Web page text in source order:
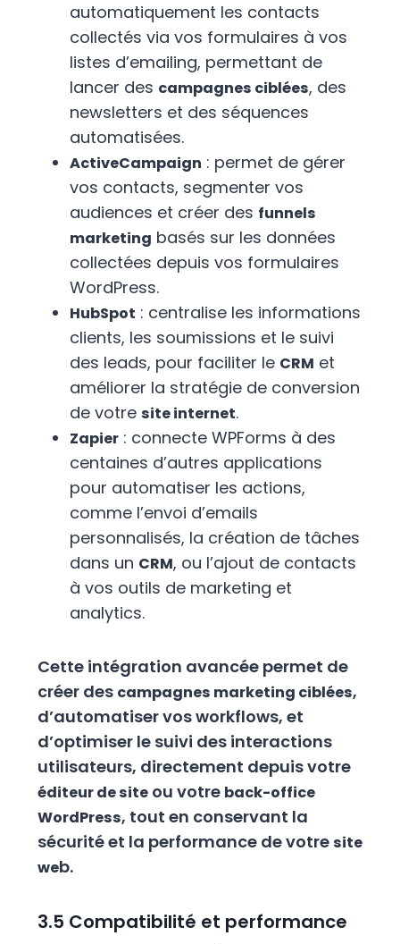
automatiquement les contacts
collectés via vos formulaires à vos
listes d’emailing, permettant de
lancer des campagnes ciblées, des
newsletters et des séquences
automatisées.
ActiveCampaign : permet de gérer
vos contacts, segmenter vos
audiences et créer des funnels
marketing basés sur les données
collectées depuis vos formulaires
WordPress.
HubSpot : centralise les informations
clients, les soumissions et le suivi
des leads, pour faciliter le CRM et
améliorer la stratégie de conversion
de votre site internet.
Zapier: connecte WPForms à des
centaines d’autres applications
pour automatiser les actions,
comme l’envoi d’emails
personnalisés, la création de tâches
dans un CRM, ou l’ajout de contacts
à vos outils de marketing et
analytics.
Cette intégration avancée permet de
créer des campagnes marketing ciblées,
d’automatiser vos workflows, et
d’optimiser le suivi des interactions
utilisateurs, directement depuis votre
éditeur de siteou votre back-office
WordPress, tout en conservant la
sécurité et la performance de votresite
web.
3.5 Compatibilité et performance